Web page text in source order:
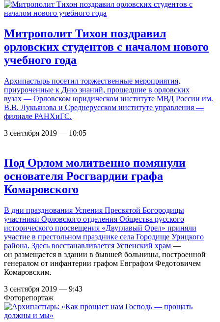
Митрополит Тихон поздравил
орловских студентов с началом нового
учебного года
Архипастырь посетил торжественные мероприятия,
приуроченные к Дню знаний, прошедшие в орловских
вузах — Орловском юридическом институте МВД России им.
В.В. Лукьянова и Среднерусском институте управления —
филиале РАНХиГС.
3 сентября 2019 — 10:05
Под Орлом молитвенно помянули
основателя Росгвардии графа
Комаровского
В дни празднования Успения Пресвятой Богородицы
участники Орловского отделения Общества русского
исторического просвещения «Двуглавый Орел» приняли
участие в престольном празднике села Городище Урицкого
района. Здесь восстанавливается Успенский храм —
он размещается в здании в бывшей больницы, построенной
генералом от инфантерии графом Евграфом Федотовичем
Комаровским.
3 сентября 2019 — 9:43
Фоторепортаж